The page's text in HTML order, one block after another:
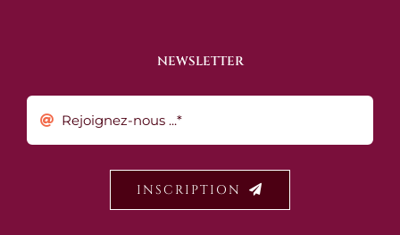
NEWSLETTER
INSCRIPTION